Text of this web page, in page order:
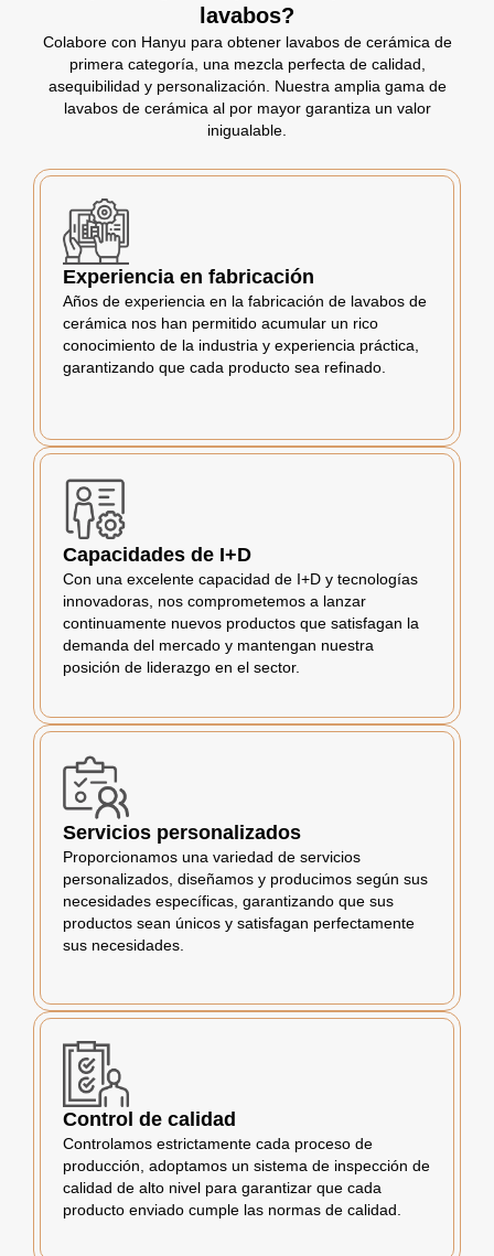
lavabos?
Colabore con Hanyu para obtener lavabos de cerámica de
primera categoría, una mezcla perfecta de calidad,
asequibilidad y personalización. Nuestra amplia gama de
lavabos de cerámica al por mayor garantiza un valor
inigualable.
Experiencia en fabricación
Años de experiencia en la fabricación de lavabos de
cerámica nos han permitido acumular un rico
conocimiento de la industria y experiencia práctica,
garantizando que cada producto sea refinado.
Capacidades de I+D
Con una excelente capacidad de I+D y tecnologías
innovadoras, nos comprometemos a lanzar
continuamente nuevos productos que satisfagan la
demanda del mercado y mantengan nuestra
posición de liderazgo en el sector.
Servicios personalizados
Proporcionamos una variedad de servicios
personalizados, diseñamos y producimos según sus
necesidades específicas, garantizando que sus
productos sean únicos y satisfagan perfectamente
sus necesidades.
Control de calidad
Controlamos estrictamente cada proceso de
producción, adoptamos un sistema de inspección de
calidad de alto nivel para garantizar que cada
producto enviado cumple las normas de calidad.